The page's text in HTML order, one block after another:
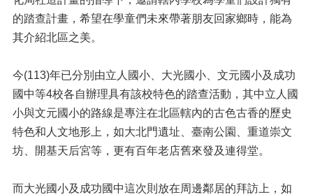
的踏查計畫，希望在學童們未來帶著朋友回家鄉時，能為
其介紹北區之美。
今(113)年已分別由立人國小、大光國小、文元國小及成功
國中等4校各自辦理具有該校特色的踏查活動，其中立人國
小與文元國小的路線是專注在北區轄內的古色古香的歷史
特色和人文地形上，如大北門遺址、臺南公園、重道崇文
坊、開基天后宮等，更有百年老店舊來發及連得堂。
而大光國小及成功國中這次則放在周邊鄰居的拜訪上，如